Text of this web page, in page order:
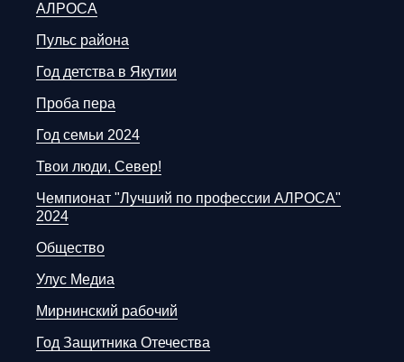
АЛРОСА
Пульс района
Год детства в Якутии
Проба пера
Год семьи 2024
Твои люди, Север!
Чемпионат "Лучший по профессии АЛРОСА"
2024
Общество
Улус Медиа
Мирнинский рабочий
Год Защитника Отечества